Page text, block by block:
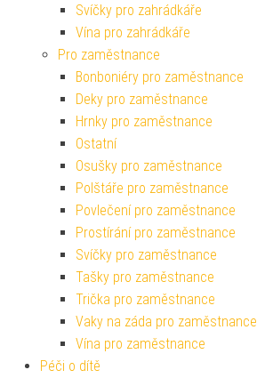
Svíčky pro zahrádkáře
Vína pro zahrádkáře
Pro zaměstnance
Bonboniéry pro zaměstnance
Deky pro zaměstnance
Hrnky pro zaměstnance
Ostatní
Osušky pro zaměstnance
Polštáře pro zaměstnance
Povlečení pro zaměstnance
Prostírání pro zaměstnance
Svíčky pro zaměstnance
Tašky pro zaměstnance
Trička pro zaměstnance
Vaky na záda pro zaměstnance
Vína pro zaměstnance
Péči o dítě